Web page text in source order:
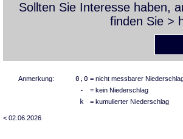
Sollten Sie Interesse haben,
finden Sie >
Anmerkung: 0,0 = nicht messbarer
- = kein Niederschlag
k = kumulierter Niederschlag
< 02.06.2026